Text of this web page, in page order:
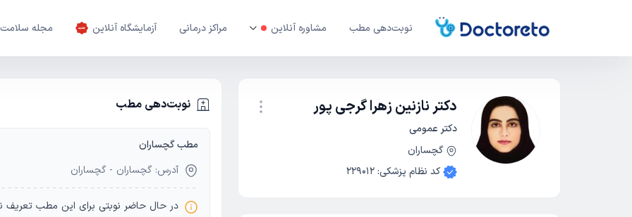
نوبت‌دهی مطب مشاوره آنلاین مراکز درمانی آزمایشگاه آنلاین مجله سلامت
دکتر نازنین زهرا گرجی پور
دکتر عمومی
گچساران
کد نظام پزشکی:
229012
نوبت‌دهی مطب
مطب گچساران
آدرس: گچساران - گچساران
در حال حاضر نوبتی برای این مطب تعریف